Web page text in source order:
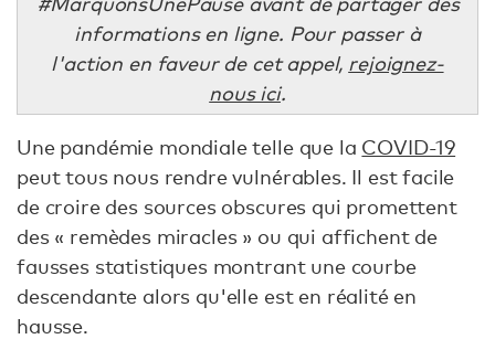
informations en ligne. Pour passer à
l'action en faveur de cet appel, rejoignez-
nous ici.
Une pandémie mondiale telle que la COVID-19
peut tous nous rendre vulnérables. Il est facile
de croire des sources obscures qui promettent
des « remèdes miracles » ou qui affichent de
fausses statistiques montrant une courbe
descendante alors qu'elle est en réalité en
hausse.